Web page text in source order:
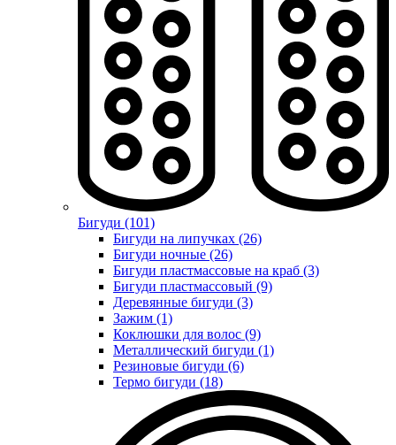
Бигуди (101)
Бигуди на липучках (26)
Бигуди ночные (26)
Бигуди пластмассовые на краб (3)
Бигуди пластмассовый (9)
Деревянные бигуди (3)
Зажим (1)
Коклюшки для волос (9)
Металлический бигуди (1)
Резиновые бигуди (6)
Термо бигуди (18)